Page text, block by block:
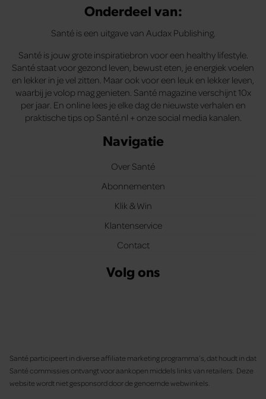
Onderdeel van:
Santé is een uitgave van Audax Publishing.
Santé is jouw grote inspiratiebron voor een healthy lifestyle.
Santé staat voor gezond leven, bewust eten, je energiek voelen
en lekker in je vel zitten. Maar ook voor een leuk en lekker leven,
waarbij je volop mag genieten. Santé magazine verschijnt 10x
per jaar. En online lees je elke dag de nieuwste verhalen en
praktische tips op Santé.nl + onze social media kanalen.
Navigatie
Over Santé
Abonnementen
Klik & Win
Klantenservice
Contact
Volg ons
Santé participeert in diverse affiliate marketing programma’s, dat houdt in dat
Santé commissies ontvangt voor aankopen middels links van retailers. Deze
website wordt niet gesponsord door de genoemde webwinkels.